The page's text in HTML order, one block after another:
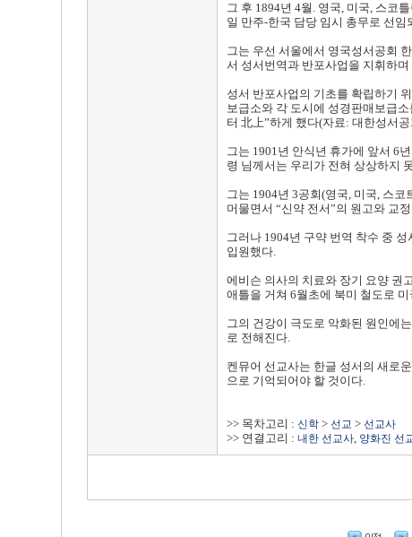
그 후 1894년 4월. 영국, 미국, 스코
일 만주-한국 담당 임시 총무로 선임
그는 우선 서울에서 영국성서공회
서 성서번역과 반포사업을 지휘하
성서 반포사업의 기초를 확립하기
보급소와 각 도시에 성경판매보급
터 北上”하게 했다(자료: 대한성서
그는 1901년 안식년 휴가에 앞서 6
령 님께서는 우리가 전혀 상상하지
그는 1904년 3공회(영국, 미국, 스
머물면서 “신약 전서”의 원고와 교
그러나 1904년 구약 번역 착수 중
입원했다.
에비슨 의사의 치료와 장기 요양 권
애틀을 거쳐 6월초에 북미 철도로
그의 건강이 극도로 악화된 원인에
로 전해진다.
켄뮤어 선교사는 한글 성서의 새로
으로 기억되어야 할 것이다.
>> 목차고리 : 신학 > 선교 > 선교사
>> 연결고리 : 내한 선교사, 양화진 선